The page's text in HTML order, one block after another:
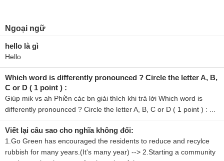
Ngoại ngữ
hello là gì
Hello
Which word is differently pronounced ? Circle the letter A, B,
C or D ( 1 point ) :
Giúp mik vs ah Phiền các bn giải thích khi trả lời Which word is
differently pronounced ? Circle the letter A, B, C or D ( 1 point ) : ...
Viết lại câu sao cho nghĩa không đổi:
1.Go Green has encouraged the residents to reduce and recylce
rubbish for many years.(It's many year) --> 2.Starting a community